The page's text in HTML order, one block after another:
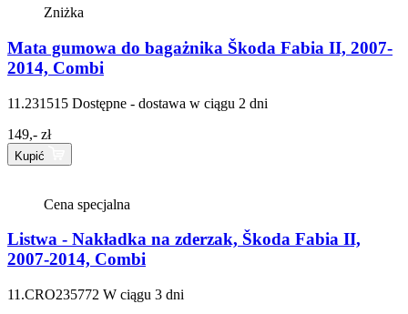
Zniżka
Mata gumowa do bagażnika Škoda Fabia II, 2007-
2014, Combi
11.231515 Dostępne - dostawa w ciągu 2 dni
149,- zł
Kupić
Cena specjalna
Listwa - Nakładka na zderzak, Škoda Fabia II,
2007-2014, Combi
11.CRO235772 W ciągu 3 dni